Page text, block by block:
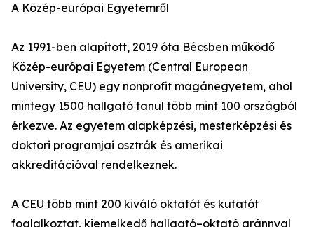
A Közép-európai Egyetemről
Az 1991-ben alapított, 2019 óta Bécsben működő
Közép-európai Egyetem (Central European
University, CEU) egy nonprofit magánegyetem, ahol
mintegy 1500 hallgató tanul több mint 100 országból
érkezve. Az egyetem alapképzési, mesterképzési és
doktori programjai osztrák és amerikai
akkreditációval rendelkeznek.
A CEU több mint 200 kiváló oktatót és kutatót
foglalkoztat, kiemelkedő hallgató–oktató aránnyal